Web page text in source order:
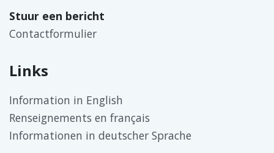
Stuur een bericht
Contactformulier
Links
Information in English
Renseignements en français
Informationen in deutscher Sprache